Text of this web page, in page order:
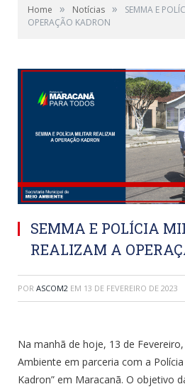
Home » Notícias »
SEMMA E
OPERAÇÃO KADRON
SEMMA E POLÍCIA
REALIZAM A
POR ASCOM2 EM 13 DE FEVEREIRO DE 2023
Na manhã de hoje, 13 de
Ambiente em parceria com a
Kadron” em Maracanã. O objetivo